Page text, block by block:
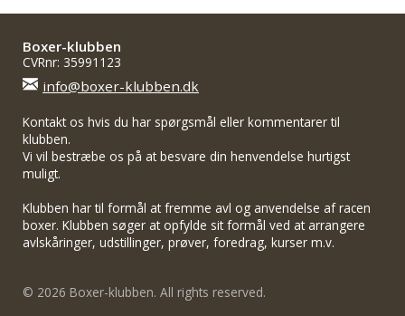
Boxer-klubben
CVRnr: 35991123
info@boxer-klubben.dk
Kontakt os hvis du har spørgsmål eller kommentarer til
klubben.
Vi vil bestræbe os på at besvare din henvendelse hurtigst
muligt.
Klubben har til formål at fremme avl og anvendelse af racen
boxer. Klubben søger at opfylde sit formål ved at arrangere
avlskåringer, udstillinger, prøver, foredrag, kurser m.v.
© 2026 Boxer-klubben. All rights reserved.